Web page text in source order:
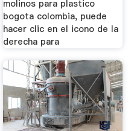
molinos para plastico
bogota colombia, puede
hacer clic en el icono de la
derecha para